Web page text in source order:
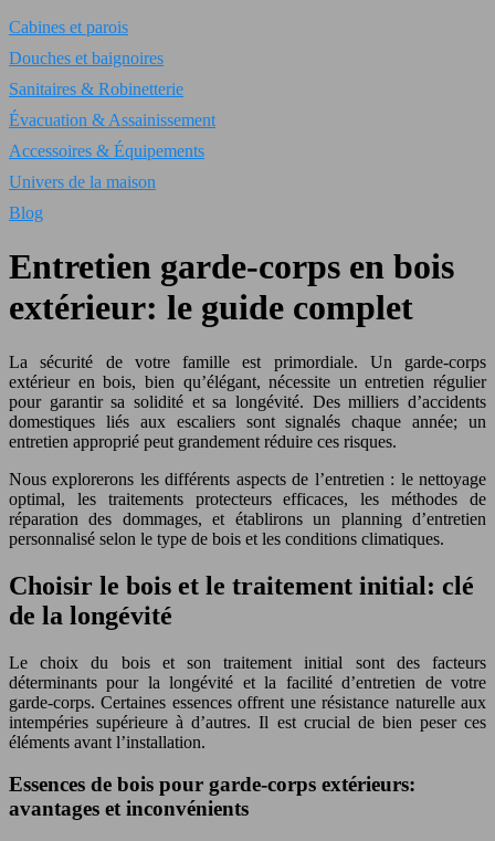
Cabines et parois
Douches et baignoires
Sanitaires & Robinetterie
Évacuation & Assainissement
Accessoires & Équipements
Univers de la maison
Blog
Entretien garde-corps en bois
extérieur: le guide complet
La sécurité de votre famille est primordiale. Un garde-corps
extérieur en bois, bien qu’élégant, nécessite un entretien régulier
pour garantir sa solidité et sa longévité. Des milliers d’accidents
domestiques liés aux escaliers sont signalés chaque année; un
entretien approprié peut grandement réduire ces risques.
Nous explorerons les différents aspects de l’entretien : le nettoyage
optimal, les traitements protecteurs efficaces, les méthodes de
réparation des dommages, et établirons un planning d’entretien
personnalisé selon le type de bois et les conditions climatiques.
Choisir le bois et le traitement initial: clé
de la longévité
Le choix du bois et son traitement initial sont des facteurs
déterminants pour la longévité et la facilité d’entretien de votre
garde-corps. Certaines essences offrent une résistance naturelle aux
intempéries supérieure à d’autres. Il est crucial de bien peser ces
éléments avant l’installation.
Essences de bois pour garde-corps extérieurs:
avantages et inconvénients